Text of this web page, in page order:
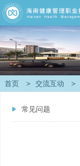
首页 > 交流互动 >
常见问题